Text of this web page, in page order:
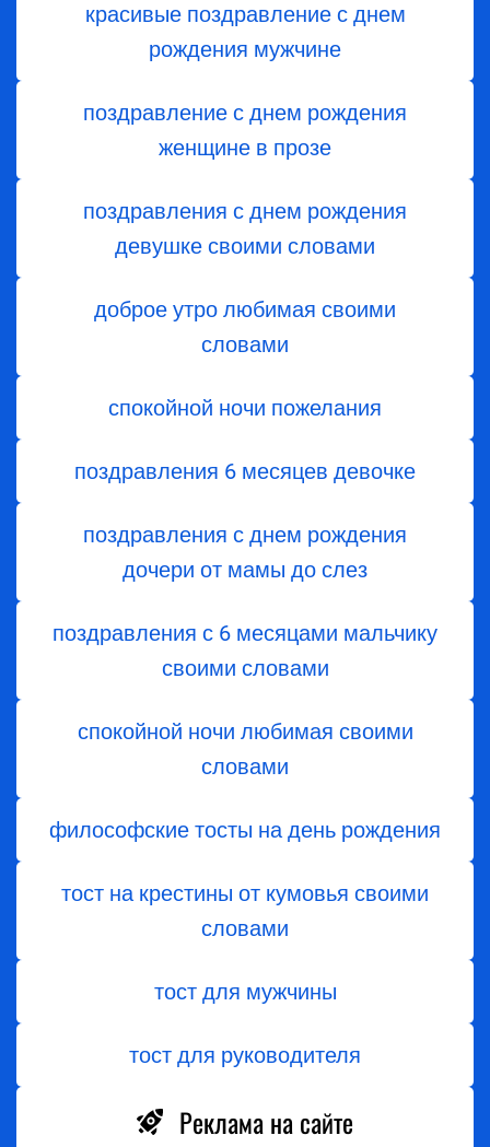
красивые поздравление с днем
рождения мужчине
поздравление с днем рождения
женщине в прозе
поздравления с днем рождения
девушке своими словами
доброе утро любимая своими
словами
спокойной ночи пожелания
поздравления 6 месяцев девочке
поздравления с днем ​​рождения
дочери от мамы до слез
поздравления с 6 месяцами мальчику
своими словами
спокойной ночи любимая своими
словами
философские тосты на день рождения
тост на крестины от кумовья своими
словами
тост для мужчины
тост для руководителя
Реклама на сайте